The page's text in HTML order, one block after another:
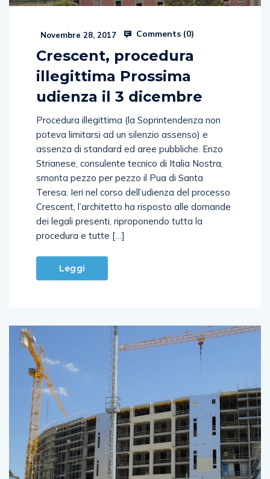
Novembre 28, 2017 Comments (0)
Crescent, procedura
illegittima Prossima
udienza il 3 dicembre
Procedura illegittima (la Soprintendenza non
poteva limitarsi ad un silenzio assenso) e
assenza di standard ed aree pubbliche. Enzo
Strianese, consulente tecnico di Italia Nostra,
smonta pezzo per pezzo il Pua di Santa
Teresa. Ieri nel corso dell’udienza del processo
Crescent, l’architetto ha risposto alle domande
dei legali presenti, riproponendo tutta la
procedura e tutte […]
Leggi